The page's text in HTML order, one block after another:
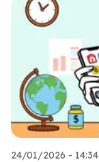
24/01/2026 - 14:34